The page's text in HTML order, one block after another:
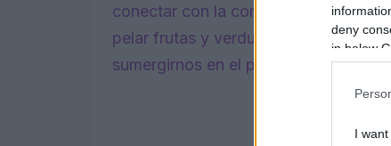
deny
in below
I
conectar con la comida y entender
pelar frutas y verduras puede
sumergirnos en el proceso de